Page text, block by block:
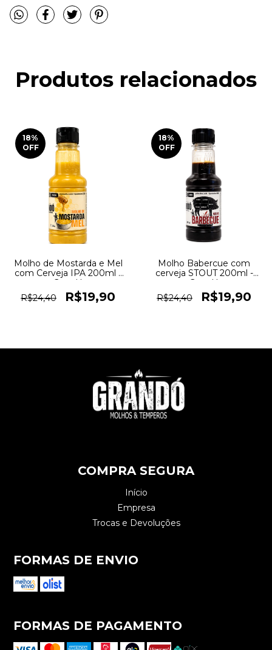
Produtos relacionados
18%
OFF
Molho de Mostarda e Mel
com Cerveja IPA 200ml -
Grandó
R$24,40
R$19,90
18%
OFF
Molho Babercue com
cerveja STOUT 200ml -
Grandó
R$24,40
R$19,90
COMPRA SEGURA
Início
Empresa
Trocas e Devoluções
FORMAS DE ENVIO
FORMAS DE PAGAMENTO